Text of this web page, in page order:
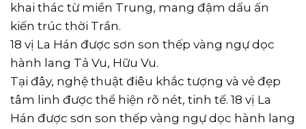
khai thác từ miền Trung, mang đậm dấu ấn
kiến trúc thời Trần.
18 vị La Hán được sơn son thếp vàng ngự dọc
hành lang Tả Vu, Hữu Vu.
Tại đây, nghệ thuật điêu khắc tượng và vẻ đẹp
tâm linh được thể hiện rõ nét, tinh tế. 18 vị La
Hán được sơn son thếp vàng ngự dọc hành lang